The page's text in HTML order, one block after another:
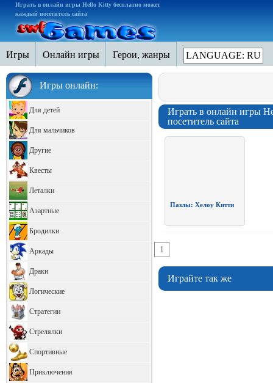
Играть в онлайн игры Hello Kitty бесплатно может
каждый посетитель сайта
Игры Онлайн игры Герои, жанры LANGUAGE: RU
Игры онлайн:
Для детей
Для мальчиков
Другие
Квесты
Леталки
Азартные
Бродилки
Аркады
Драки
Логические
Стратегии
Стрелялки
Спортивные
Приключения
Играть в онлайн игры
посетитель сайта
Пазлы: Хелоу Китти
1
Играйте так же